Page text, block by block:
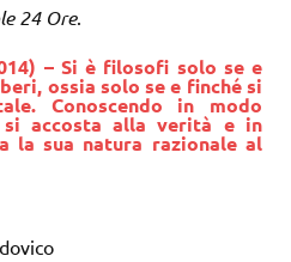
24 Ore.
– Si è filosofi solo se e
ossia solo se e finché si
Conoscendo in modo
si accosta alla verità e in
la sua natura razionale al